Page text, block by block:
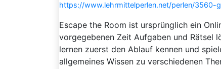
https://www.lehrmittelperlen.net/perlen/
Escape the Room ist ursprünglich ein
vorgegebenen Zeit Aufgaben und Rätsel
lernen zuerst den Ablauf kennen und
allgemeines Wissen zu verschiedenen